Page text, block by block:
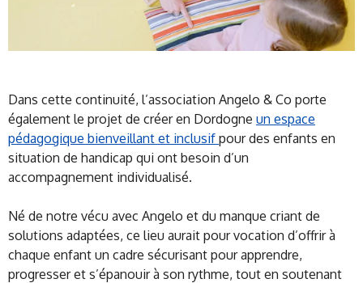
Dans cette continuité, l’association Angelo & Co porte
également le projet de créer en Dordogne un espace
pédagogique bienveillant et inclusif pour des enfants en
situation de handicap qui ont besoin d’un
accompagnement individualisé.
Né de notre vécu avec Angelo et du manque criant de
solutions adaptées, ce lieu aurait pour vocation d’offrir à
chaque enfant un cadre sécurisant pour apprendre,
progresser et s’épanouir à son rythme, tout en soutenant